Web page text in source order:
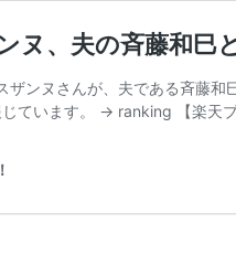
ヌ、夫の斉藤和巳
ザンヌさんが、夫である斉藤
じています。 → ranking 【楽天